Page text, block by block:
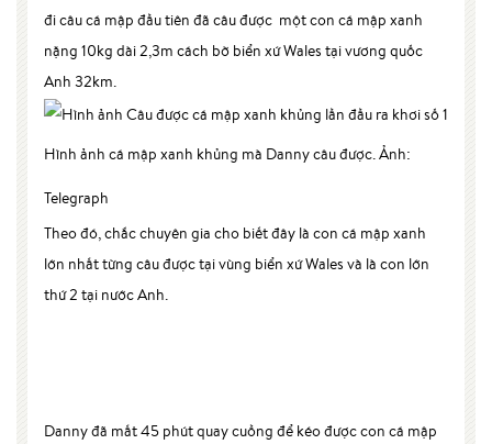
đi câu cá mập đầu tiên đã câu được một con cá mập xanh
nặng 10kg dài 2,3m cách bờ biển xứ Wales tại vương quốc
Anh 32km.
Hình ảnh cá mập xanh khủng mà Danny câu được. Ảnh:
Telegraph
Theo đó, chắc chuyên gia cho biết đây là con cá mập xanh
lớn nhất từng câu được tại vùng biển xứ Wales và là con lớn
thứ 2 tại nước Anh.
Danny đã mất 45 phút quay cuồng để kéo được con cá mập